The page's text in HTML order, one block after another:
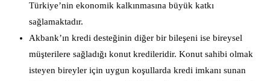
Türkiye’nin ekonomik kalkınmasına büyük katkı
sağlamaktadır.
Akbank’ın kredi desteğinin diğer bir bileşeni ise bireysel
müşterilere sağladığı konut kredileridir. Konut sahibi olmak
isteyen bireyler için uygun koşullarda kredi imkanı sunan